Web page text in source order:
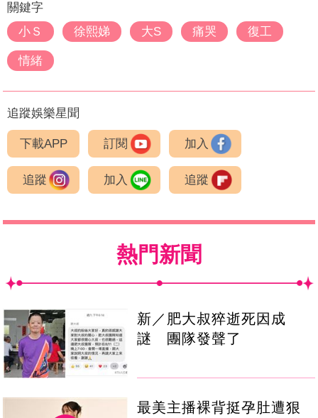
關鍵字
小Ｓ
徐熙娣 大S 痛哭 復工
情緒
追蹤娛樂星聞
下載APP 訂閱 加入
追蹤 加入 追蹤
熱門新聞
新／肥大叔猝逝死因成
謎 團隊發聲了
最美主播裸背挺孕肚遭狠